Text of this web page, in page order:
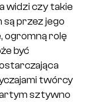
widzi czy takie
przez jego
ogromną rolę
być
twórcy
sztywno